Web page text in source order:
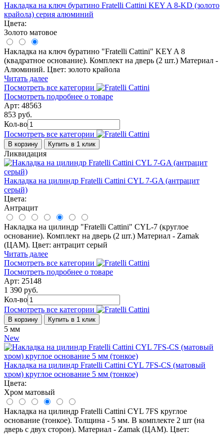
Накладка на ключ буратино Fratelli Cattini KEY A 8-KD (золото
крайола) серия алюминий
Цвета:
Золото матовое
Накладка на ключ буратино "Fratelli Cattini" KEY A 8
(квадратное основание). Комплект на дверь (2 шт.) Материал -
Алюминий. Цвет: золото крайола
Читать далее
Посмотреть все категории
Посмотреть подробнее о товаре
Арт: 48563
853 руб.
Кол-во
Посмотреть все категории
В корзину Купить в 1 клик
Ликвидация
Накладка на цилиндр Fratelli Cattini CYL 7-GA (антрацит
серый)
Цвета:
Антрацит
Накладка на цилиндр "Fratelli Cattini" CYL-7 (круглое
основание). Комплект на дверь (2 шт.) Материал - Zamak
(ЦАМ). Цвет: антрацит серый
Читать далее
Посмотреть все категории
Посмотреть подробнее о товаре
Арт: 25148
1 390 руб.
Кол-во
Посмотреть все категории
В корзину Купить в 1 клик
5 мм
New
Накладка на цилиндр Fratelli Cattini CYL 7FS-CS (матовый
хром) круглое основание 5 мм (тонкое)
Цвета:
Хром матовый
Накладка на цилиндр Fratelli Cattini CYL 7FS круглое
основание (тонкое). Толщина - 5 мм. В комплекте 2 шт (на
дверь с двух сторон). Материал - Zamak (ЦАМ). Цвет: